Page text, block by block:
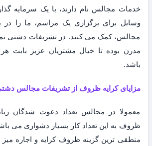
خدمات مجالس نام دارند، با یک سرمایه
وسایل برای برگزاری یک مراسم، ما را در
مجالس، کمک می کنند. در تشریفات دشتی
مدرن بوده تا خیال مشتریان عزیز بابت
باشد.
مزایای کرایه ظروف از تشریفات مجالس
معمولا در مجالس تعداد دعوت شدگان
ظروف به این تعداد کار بسیار دشواری می
منطقی ترین گزینه ظروف کرایه و اجاره